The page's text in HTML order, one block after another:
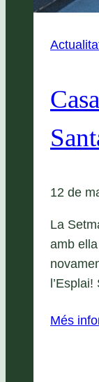
12 de
La
amb
Més